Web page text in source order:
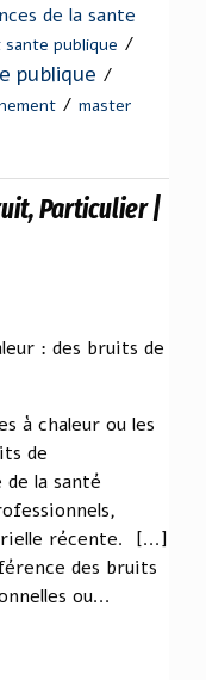
de la sante
publique /
publique /
/ master
Particulier |
: des bruits de
à chaleur ou les
de
la santé
récente. [...]
des bruits
ou...